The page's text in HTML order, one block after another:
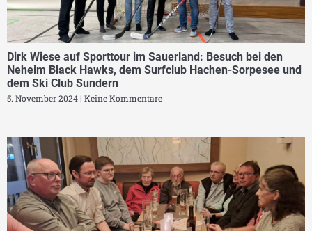
Dirk Wiese auf Sporttour im Sauerland: Besuch bei den
Neheim Black Hawks, dem Surfclub Hachen-Sorpesee und
dem Ski Club Sundern
5. November 2024 Keine Kommentare